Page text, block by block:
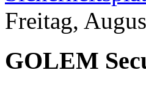
Freitag,
GOLEM